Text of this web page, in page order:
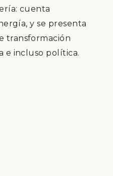
cuenta
y se presenta
transformación
e incluso política.